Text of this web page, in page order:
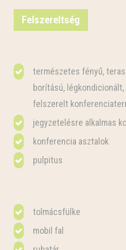
Felszereltség
természetes fényű,
borítású,
felszerelt
jegyzetelésre alkalmas
konferencia asztalok
pulpitus
tolmácsfülke
mobil fal